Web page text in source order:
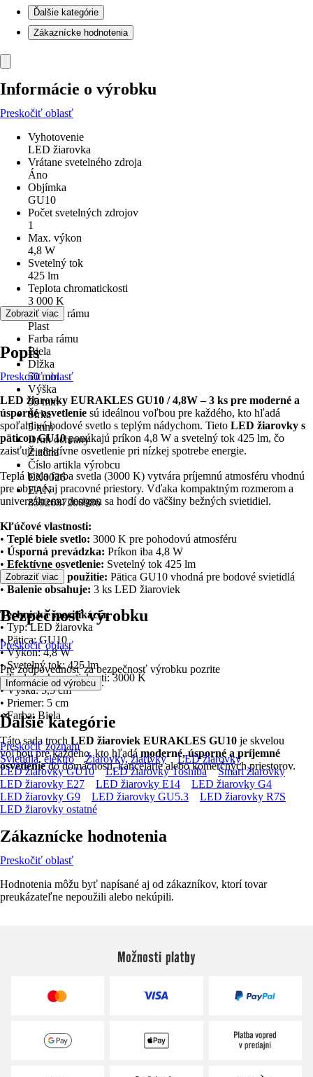
Ďalšie kategórie
Zákaznícke hodnotenia
Informácie o výrobku
Preskočiť oblasť
Vyhotovenie
LED žiarovka
Vrátane svetelného zdroja
Áno
Objímka
GU10
Počet svetelných zdrojov
1
Max. výkon
4,8 W
Svetelný tok
425 lm
Teplota chromatickosti
3 000 K
Materiál rámu
Plast
Farba rámu
Biela
Dĺžka
50 mm
Výška
55 mm
Šírka
5 mm
Druh ochrany
Žiadna
Číslo artikla výrobcu
EX0026
EAN
8592687200986
Zobraziť viac
Popis
Preskočiť oblasť
LED žiarovky EURAKLES GU10 / 4,8W – 3 ks pre moderné a
úsporné osvetlenie sú ideálnou voľbou pre každého, kto hľadá
spoľahlivé bodové svetlo s teplým nádychom. Tieto LED žiarovky s
päticou GU10ponúkajú príkon 4,8 W a svetelný tok 425 lm, čo
zaisťuje efektívne osvetlenie pri nízkej spotrebe energie.
Teplá biela farba svetla (3000 K) vytvára príjemnú atmosféru vhodnú
pre obytné aj pracovné priestory. Vďaka kompaktným rozmerom a
univerzálnemu designu sa hodí do väčšiny bežných svietidiel.
Kľúčové vlastnosti:
• Teplé biele svetlo: 3000 K pre pohodovú atmosféru
• Úsporná prevádzka: Príkon iba 4,8 W
• Efektívne osvetlenie: Svetelný tok 425 lm
•Univerzálne použitie: Pätica GU10 vhodná pre bodové svietidlá
• Balenie obsahuje: 3 ks LED žiaroviek
Technická špecifikácia:
• Typ: LED žiarovka
• Pätica: GU10
• Výkon: 4,8 W
• Svetelný tok: 425 lm
• Teplota chromatickosti: 3000 K
• Výška: 5,5 cm
• Priemer: 5 cm
• Farba: Biela
Táto sada troch LED žiaroviek EURAKLES GU10 je skvelou
voľbou pre každého, kto hľadá moderné, úsporné a príjemné
osvetleniedo domácnosti, kancelárie alebo komerčných priestorov.
Zobraziť viac
Bezpečnosť výrobku
Preskočiť oblasť
Pre zodpovednosť za bezpečnosť výrobku pozrite
Informácie od výrobcu .
Ďalšie kategórie
Preskočiť zoznam
Svietidlá, elektro
Žiarovky, žiarivky
LED žiarovky
LED žiarovky GU10
LED žiarovky Toshiba
Smart žiarovky
LED žiarovky E27
LED žiarovky E14
LED žiarovky G4
LED žiarovky G9
LED žiarovky GU5.3
LED žiarovky R7S
LED žiarovky ostatné
Zákaznícke hodnotenia
Preskočiť oblasť
Hodnotenia môžu byť napísané aj od zákazníkov, ktorí tovar
preukázateľne nepoužili alebo nekúpili.
Možnosti platby